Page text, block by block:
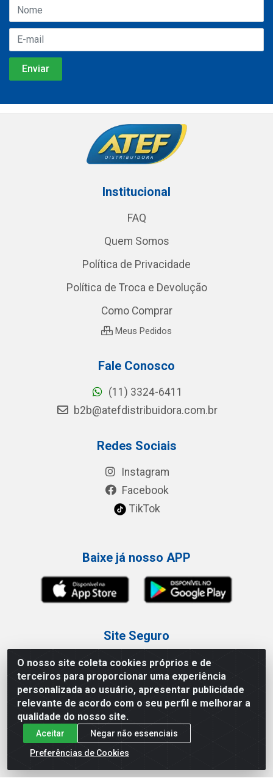
O nosso site coleta cookies próprios e de
terceiros para proporcionar uma experiência
personalizada ao usuário, apresentar publicidade
relevante de acordo com o seu perfil e melhorar a
qualidade do nosso site.
Aceitar
Negar não essenciais
Preferências de Cookies
Institucional
FAQ
Quem Somos
Política de Privacidade
Política de Troca e Devolução
Como Comprar
Meus Pedidos
Fale Conosco
(11) 3324-6411
b2b@atefdistribuidora.com.br
Redes Sociais
Instagram
Facebook
TikTok
Baixe já nosso APP
Site Seguro
Loja / Showroom
Tel.: (11) 3227-0546
Av Vautier, 587/597 - Pari - São Paulo/SP